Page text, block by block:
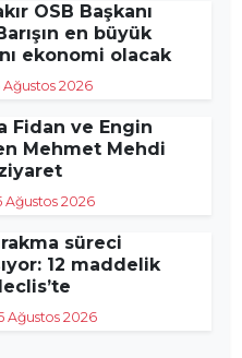
OSB Başkanı
en büyük
ekonomi olacak
Ağustos 2026
Fidan ve Engin
Mehmet Mehdi
Ağustos 2026
süreci
12 maddelik
Ağustos 2026